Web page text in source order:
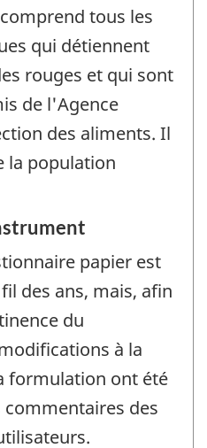
tous les
qui détiennent
rouges et qui sont
de l'Agence
des aliments. Il
la population
papier est
des ans, mais, afin
du
à la
formulation ont été
des